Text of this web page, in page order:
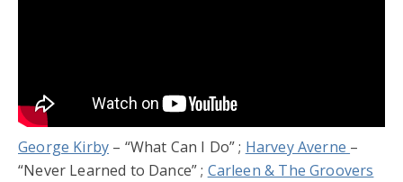
George Kirby – “What Can I Do” ; Harvey Averne –
“Never Learned to Dance” ; Carleen & The Groovers